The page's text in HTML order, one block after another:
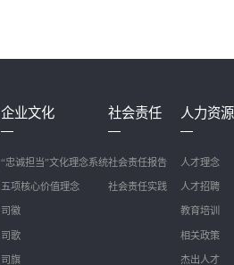
企业文化
“忠诚担当”文化理念系统
五项核心价值理念
司徽
司歌
司旗
社会责任
社会责任报告
社会责任实践
人力资源
人才理念
人才招聘
教育培训
相关政策
杰出人才